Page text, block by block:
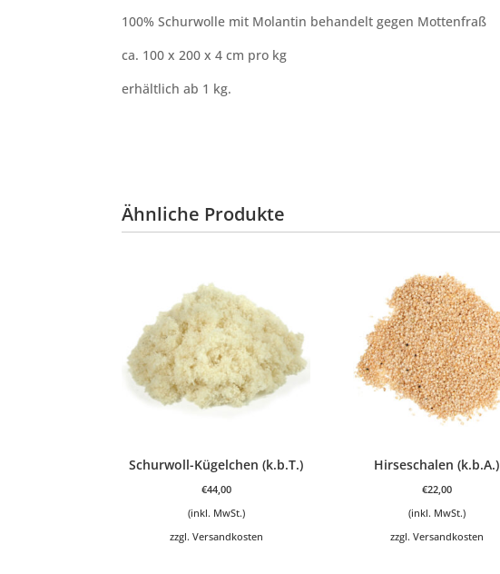
100% Schurwolle mit Molantin behandelt gegen Mottenfraß
ca. 100 x 200 x 4 cm pro kg
erhältlich ab 1 kg.
Ähnliche Produkte
Schurwoll-Kügelchen (k.b.T.)
€44,00
(inkl. MwSt.)
zzgl. Versandkosten
Hirseschalen (k.b.A.)
€22,00
(inkl. MwSt.)
zzgl. Versandkosten